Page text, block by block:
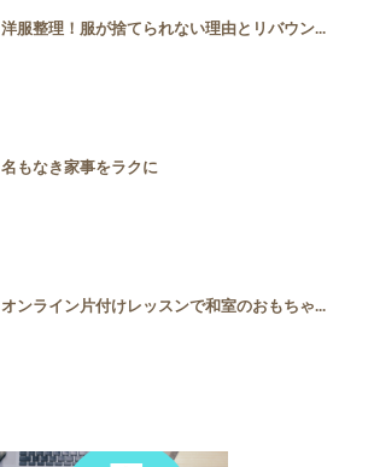
洋服整理！服が捨てられない理由とリバウン...
名もなき家事をラクに
オンライン片付けレッスンで和室のおもちゃ...